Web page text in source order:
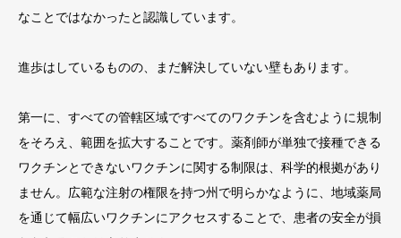
なことではなかったと認識しています。
進歩はしているものの、まだ解決していない壁もあります。
第一に、すべての管轄区域ですべてのワクチンを含むように規制
をそろえ、範囲を拡大することです。薬剤師が単独で接種できる
ワクチンとできないワクチンに関する制限は、科学的根拠があり
ません。広範な注射の権限を持つ州で明らかなように、地域薬局
を通じて幅広いワクチンにアクセスすることで、患者の安全が損